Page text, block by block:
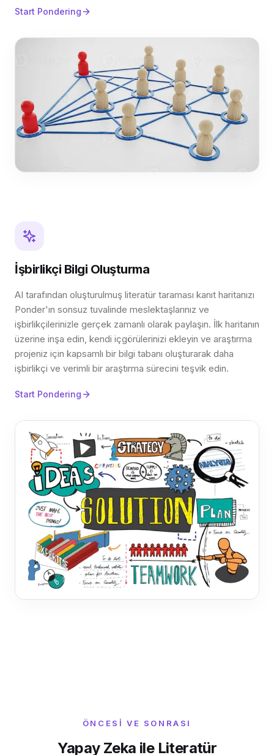
Start Pondering
İşbirlikçi Bilgi Oluşturma
AI tarafından oluşturulmuş literatür taraması kanıt haritanızı
Ponder'ın sonsuz tuvalinde meslektaşlarınız ve
işbirlikçilerinizle gerçek zamanlı olarak paylaşın. İlk haritanın
üzerine inşa edin, kendi içgörülerinizi ekleyin ve araştırma
projeniz için kapsamlı bir bilgi tabanı oluşturarak daha
işbirlikçi ve verimli bir araştırma sürecini teşvik edin.
Start Pondering
ÖNCESI VE SONRASI
Yapay Zeka ile Literatür